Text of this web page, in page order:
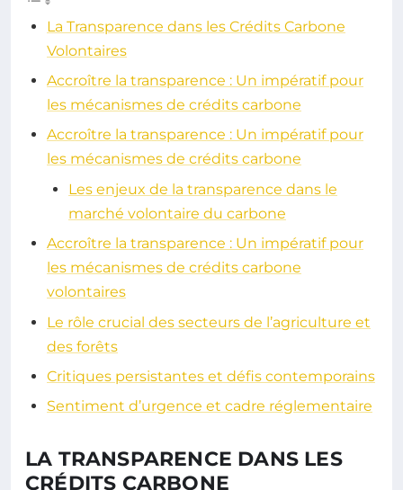
La Transparence dans les Crédits Carbone
Volontaires
Accroître la transparence : Un impératif pour
les mécanismes de crédits carbone
Accroître la transparence : Un impératif pour
les mécanismes de crédits carbone
Les enjeux de la transparence dans le
marché volontaire du carbone
Accroître la transparence : Un impératif pour
les mécanismes de crédits carbone
volontaires
Le rôle crucial des secteurs de l’agriculture et
des forêts
Critiques persistantes et défis contemporains
Sentiment d’urgence et cadre réglementaire
LA TRANSPARENCE DANS LES
CRÉDITS CARBONE